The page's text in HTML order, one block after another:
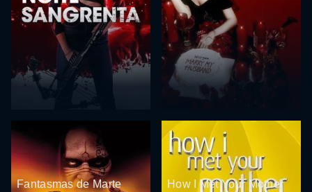
Fantasmas de Marte How I Met Your Mother